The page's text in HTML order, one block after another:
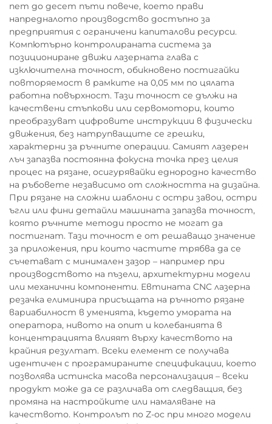
пет до десет пъти повече, което прави
напредналото производство достъпно за
предприятия с ограничени капиталови ресурси.
Компютърно контролираната система за
позициониране движи лазерната глава с
изключителна точност, обикновено постигайки
повторяемост в рамките на 0,05 мм по цялата
работна повърхност. Тази точност се дължи на
качествени стъпкови или сервомотори, които
преобразуват цифровите инструкции в физически
движения, без натрупващите се грешки,
характерни за ръчните операции. Самият лазерен
лъч запазва постоянна фокусна точка през целия
процес на рязане, осигурявайки еднородно качество
на ръбовете независимо от сложността на дизайна.
При рязане на сложни шаблони с остри завои, остри
ъгли или фини детайли машината запазва точност,
която ръчните методи просто не могат да
постигнат. Тази точност е от решаващо значение
за приложения, при които частите трябва да се
съчетават с минимален зазор – например при
производството на пъзели, архитектурни модели
или механични компоненти. Евтината CNC лазерна
резачка елиминира присъщата на ръчното рязане
вариабилност в уменията, където умората на
оператора, нивото на опит и колебанията в
концентрацията влияят върху качеството на
крайния резултат. Всеки елемент се получава
идентичен с програмираните спецификации, което
позволява истинска масова персонализация – всеки
продукт може да се различава от следващия, без
промяна на настройките или намаляване на
качеството. Контролът по Z-ос при много модели